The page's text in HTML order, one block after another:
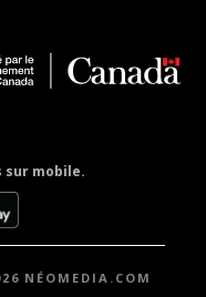
sur mobile.
NÉOMEDIA.COM